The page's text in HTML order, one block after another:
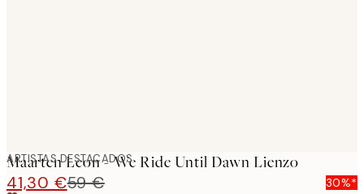
ARTISTAS DESTACADOS
Maarten Leon - We Ride Until Dawn Lienzo
41,30 €59 € 30%*